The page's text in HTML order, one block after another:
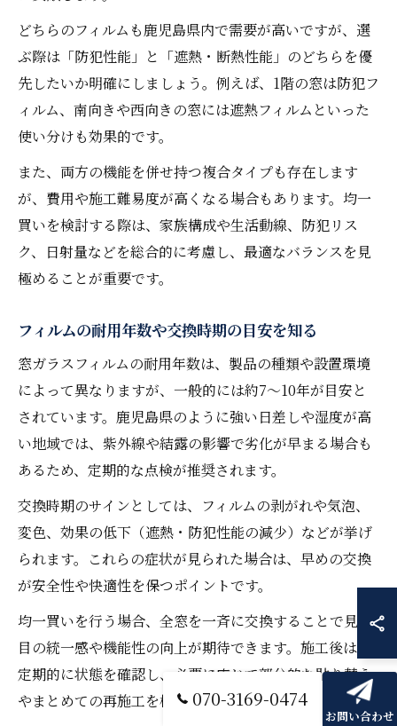
どちらのフィルムも鹿児島県内で需要が高いですが、選
ぶ際は「防犯性能」と「遮熱・断熱性能」のどちらを優
先したいか明確にしましょう。例えば、1階の窓は防犯フ
ィルム、南向きや西向きの窓には遮熱フィルムといった
使い分けも効果的です。
また、両方の機能を併せ持つ複合タイプも存在します
が、費用や施工難易度が高くなる場合もあります。均一
買いを検討する際は、家族構成や生活動線、防犯リス
ク、日射量などを総合的に考慮し、最適なバランスを見
極めることが重要です。
フィルムの耐用年数や交換時期の目安を知る
窓ガラスフィルムの耐用年数は、製品の種類や設置環境
によって異なりますが、一般的には約7～10年が目安と
されています。鹿児島県のように強い日差しや湿度が高
い地域では、紫外線や結露の影響で劣化が早まる場合も
あるため、定期的な点検が推奨されます。
交換時期のサインとしては、フィルムの剥がれや気泡、
変色、効果の低下（遮熱・防犯性能の減少）などが挙げ
られます。これらの症状が見られた場合は、早めの交換
が安全性や快適性を保つポイントです。
均一買いを行う場合、全窓を一斉に交換することで見た
目の統一感や機能性の向上が期待できます。施工後は、
定期的に状態を確認し、必要に応じて部分的な貼り替え
やまとめての再施工を検討しましょう。
070-3169-0474
お問い合わせ